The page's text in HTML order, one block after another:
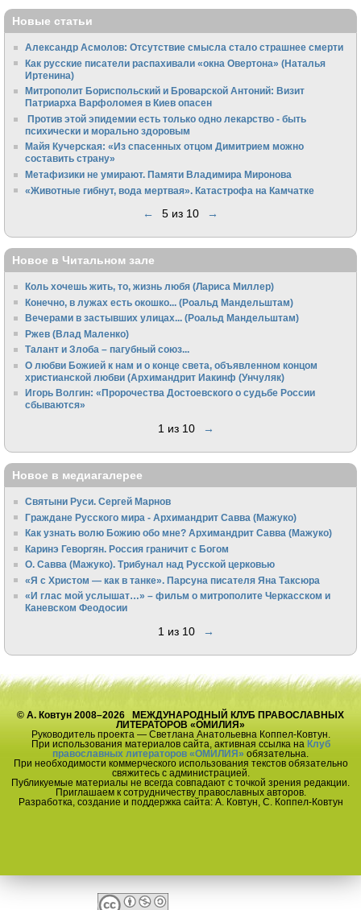
Новые статьи
Александр Асмолов: Отсутствие смысла стало страшнее смерти
Как русские писатели распахивали «окна Овертона» (Наталья
Иртенина)
Митрополит Бориспольский и Броварской Антоний: Визит
Патриарха Варфоломея в Киев опасен
Против этой эпидемии есть только одно лекарство - быть
психически и морально здоровым
Майя Кучерская: «Из спасенных отцом Димитрием можно
составить страну»
Метафизики не умирают. Памяти Владимира Миронова
«Животные гибнут, вода мертвая». Катастрофа на Камчатке
← 5 из 10 →
Новое в Читальном зале
Коль хочешь жить, то, жизнь любя (Лариса Миллер)
Конечно, в лужах есть окошко... (Роальд Мандельштам)
Вечерами в застывших улицах... (Роальд Мандельштам)
Ржев (Влад Маленко)
Талант и Злоба – пагубный союз...
О любви Божией к нам и о конце света, объявленном концом
христианской любви (Архимандрит Иакинф (Унчуляк)
Игорь Волгин: «Пророчества Достоевского о судьбе России
сбываются»
1 из 10 →
Новое в медиагалерее
Святыни Руси. Сергей Марнов
Граждане Русского мира - Архимандрит Савва (Мажуко)
Как узнать волю Божию обо мне? Архимандрит Савва (Мажуко)
Каринэ Геворгян. Россия граничит с Богом
О. Савва (Мажуко). Трибунал над Русской церковью
«Я с Христом — как в танке». Парсуна писателя Яна Таксюра
«И глас мой услышат…» – фильм о митрополите Черкасском и
Каневском Феодосии
1 из 10 →
© А. Ковтун 2008–2026 МЕЖДУНАРОДНЫЙ КЛУБ ПРАВОСЛАВНЫХ
ЛИТЕРАТОРОВ «ОМИЛИЯ»
Руководитель проекта — Светлана Анатольевна Коппел-Ковтун.
При использования материалов сайта, активная ссылка на Клуб
православных литераторов «ОМИЛИЯ» обязательна.
При необходимости коммерческого использования текстов обязательно
свяжитесь с администрацией.
Публикуемые материалы не всегда совпадают с точкой зрения редакции.
Приглашаем к сотрудничеству православных авторов.
Разработка, создание и поддержка сайта: А. Ковтун, С. Коппел-Ковтун